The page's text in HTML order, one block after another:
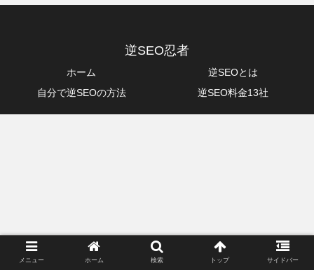
逆SEO忍者
ホーム
逆SEOとは
自分で逆SEOの方法
逆SEO料金13社
メニュー ホーム 検索 トップ サイドバー